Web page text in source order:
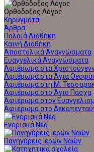
Ορθόδοξος Λόγος
Κηρύγματα
Άρθρα
Παλαιά Διαθήκη
Καινή Διαθήκη
Αποστολικά Αναγνώσματα
Ευαγγελικά Αναγνώσματα
Αφιέρωμα στα
Αφιέρωμα στα Άγια
Αφιέρωμα στη Μ.
Αφιέρωμα στο Άγιο Πάσχα
Αφιέρωμα στον
Αφιέρωμα στο
Ενοριακά Νέα
Πανηγύρεις Ιερών Ναών